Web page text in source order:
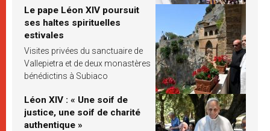
Le pape Léon XIV poursuit
ses haltes spirituelles
estivales
Visites privées du sanctuaire de
Vallepietra et de deux monastères
bénédictins à Subiaco
Léon XIV : « Une soif de
justice, une soif de charité
authentique »